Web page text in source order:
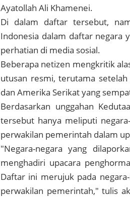
Ayatollah Ali Khamenei.
Di dalam daftar tersebut,
Indonesia dalam daftar negara
perhatian di media sosial.
Beberapa netizen mengkritik
utusan resmi, terutama
dan Amerika Serikat yang
Berdasarkan unggahan
tersebut hanya meliputi
perwakilan pemerintah dalam
"Negara-negara yang
menghadiri upacara
Daftar ini merujuk pada
perwakilan pemerintah," tulis